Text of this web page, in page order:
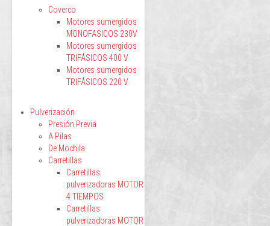
Coverco
Motores sumergidos
MONOFASICOS 230V
Motores sumergidos
TRIFÁSICOS 400 V
Motores sumergidos
TRIFÁSICOS 220 V
Pulverización
Presión Previa
A Pilas
De Mochila
Carretillas
Carretillas
pulverizadoras MOTOR
4 TIEMPOS
Carretillas
pulverizadoras MOTOR